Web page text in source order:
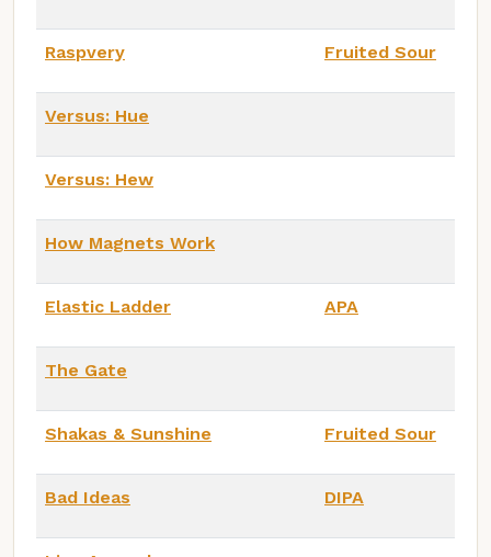
Raspvery Fruited Sour
Versus: Hue
Versus: Hew
How Magnets Work
Elastic Ladder APA
The Gate
Shakas & Sunshine Fruited Sour
Bad Ideas DIPA